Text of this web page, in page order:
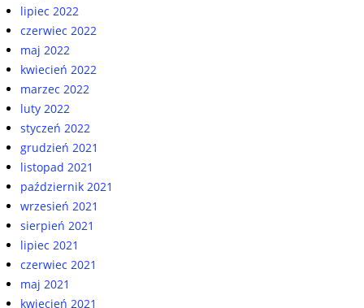
lipiec 2022
czerwiec 2022
maj 2022
kwiecień 2022
marzec 2022
luty 2022
styczeń 2022
grudzień 2021
listopad 2021
październik 2021
wrzesień 2021
sierpień 2021
lipiec 2021
czerwiec 2021
maj 2021
kwiecień 2021